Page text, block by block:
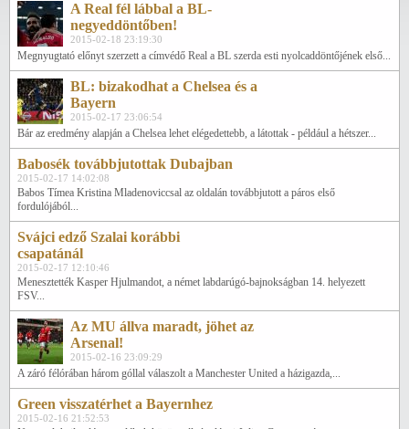
A Real fél lábbal a BL-
negyeddöntőben!
2015-02-18 23:19:30
Megnyugtató előnyt szerzett a címvédő Real a BL szerda esti nyolcaddöntőjének első...
BL: bizakodhat a Chelsea és a
Bayern
2015-02-17 23:06:54
Bár az eredmény alapján a Chelsea lehet elégedettebb, a látottak - például a hétszer...
Babosék továbbjutottak Dubajban
2015-02-17 14:02:08
Babos Tímea Kristina Mladenoviccsal az oldalán továbbjutott a páros első
fordulójából...
Svájci edző Szalai korábbi
csapatánál
2015-02-17 12:10:46
Menesztették Kasper Hjulmandot, a német labdarúgó-bajnokságban 14. helyezett
FSV...
Az MU állva maradt, jöhet az
Arsenal!
2015-02-16 23:09:29
A záró félórában három góllal válaszolt a Manchester United a házigazda,...
Green visszatérhet a Bayernhez
2015-02-16 21:52:53